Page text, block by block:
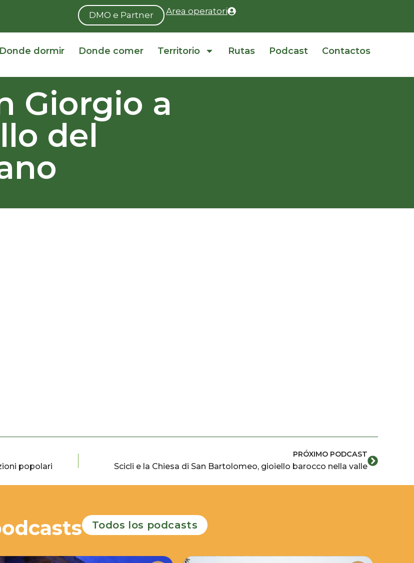
DMO e Partner Area operatori
Donde dormir Donde comer Territorio Rutas Podcast Contactos
Giorgio a
del
popolari
PRÓXIMO PODCAST
Scicli e la Chiesa di San Bartolomeo, gioiello barocco nella valle
Todos los podcasts